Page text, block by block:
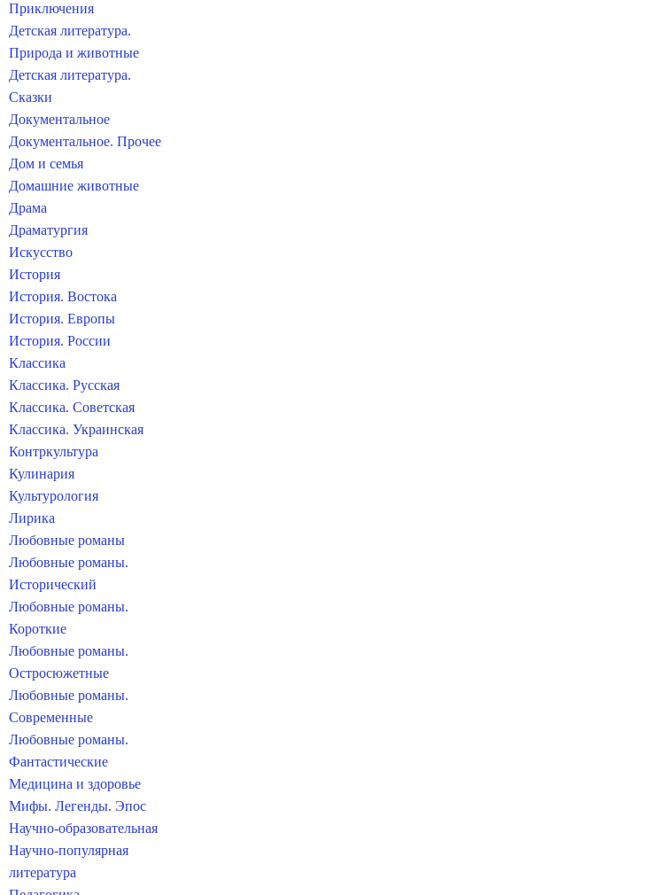
Приключения
Детская литература.
Природа и животные
Детская литература.
Сказки
Документальное
Документальное. Прочее
Дом и семья
Домашние животные
Драма
Драматургия
Искусство
История
История. Востока
История. Европы
История. России
Классика
Классика. Русская
Классика. Советская
Классика. Украинская
Контркультура
Кулинария
Культурология
Лирика
Любовные романы
Любовные романы.
Исторический
Любовные романы.
Короткие
Любовные романы.
Остросюжетные
Любовные романы.
Современные
Любовные романы.
Фантастические
Медицина и здоровье
Мифы. Легенды. Эпос
Научно-образовательная
Научно-популярная
литература